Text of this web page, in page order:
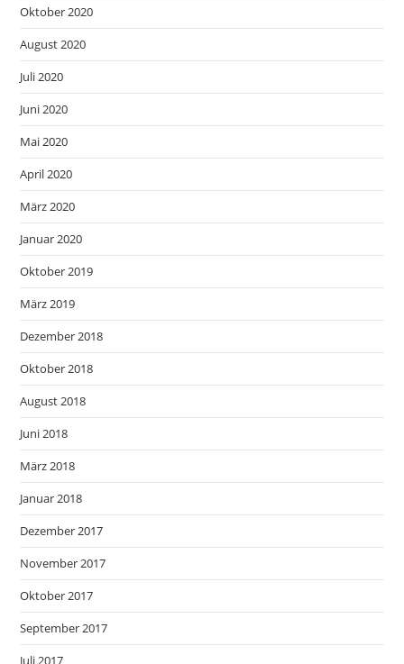
Oktober 2020
August 2020
Juli 2020
Juni 2020
Mai 2020
April 2020
März 2020
Januar 2020
Oktober 2019
März 2019
Dezember 2018
Oktober 2018
August 2018
Juni 2018
März 2018
Januar 2018
Dezember 2017
November 2017
Oktober 2017
September 2017
Juli 2017